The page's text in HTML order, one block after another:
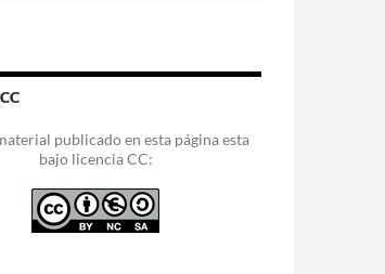
publicado en esta página esta
bajo licencia CC: